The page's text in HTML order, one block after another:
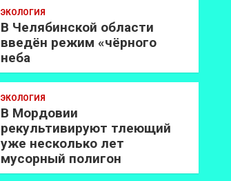
ЭКОЛОГИЯ
В Челябинской области
введён режим «чёрного
неба
ЭКОЛОГИЯ
В Мордовии
рекультивируют тлеющий
уже несколько лет
мусорный полигон